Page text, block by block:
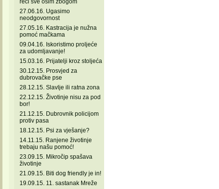
reći sve osim zbogom
27.06.16. Ugasimo
neodgovornost
27.05.16. Kastracija je nužna
pomoć mačkama
09.04.16. Iskoristimo proljeće
za udomljavanje!
15.03.16. Prijatelji kroz stoljeća
30.12.15. Prosvjed za
dubrovačke pse
28.12.15. Slavlje ili ratna zona
22.12.15. Životinje nisu za pod
bor!
21.12.15. Dubrovnik policijom
protiv pasa
18.12.15. Psi za vješanje?
14.11.15. Ranjene životinje
trebaju našu pomoć!
23.09.15. Mikročip spašava
životinje
21.09.15. Biti dog friendly je in!
19.09.15. 11. sastanak Mreže